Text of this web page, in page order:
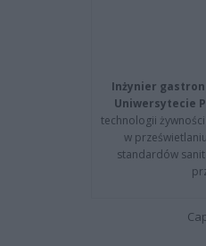
Inżynier
Uniwersytecie
technologii
w
standardów